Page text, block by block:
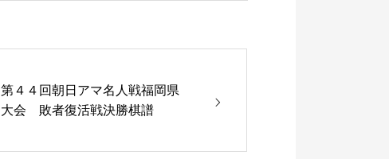
第４４回朝日アマ名人戦福岡県
大会 敗者復活戦決勝棋譜